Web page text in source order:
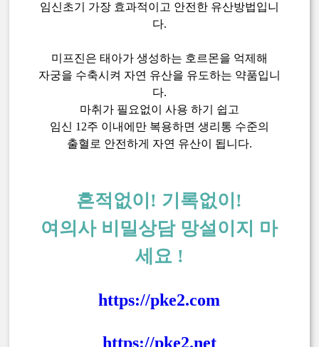
임신초기 가장 효과적이고 안전한 유산방법입니
다.
미프진은 태아가 생성하는 호르몬을 억제해
자궁을 수축시켜 자연 유산을 유도하는 약품입니
다.
마취가 필요없이 사용 하기 쉽고
임신 12주 이내에만 복용하면 생리통 수준의
출혈로 안전하게 자연 유산이 됩니다.
흔적없이! 기록없이!
여의사 비밀상담 망설이지 마
세요 !
https://pke2.com
https://pke2.net